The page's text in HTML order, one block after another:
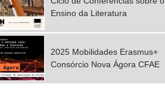
Ensino da Literatura
2025 Mobilidades Erasmus+
Consórcio Nova Ágora CFAE